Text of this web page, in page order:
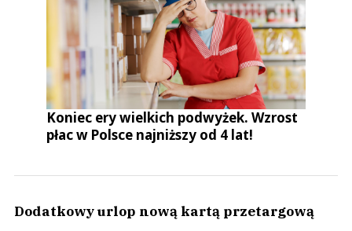
Koniec ery wielkich podwyżek. Wzrost
płac w Polsce najniższy od 4 lat!
Dodatkowy urlop nową kartą przetargową